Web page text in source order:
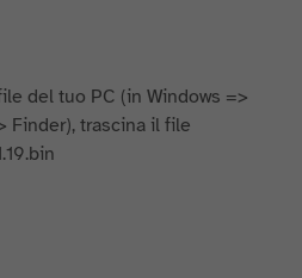
del tuo PC (in Windows =>
Finder), trascina il file